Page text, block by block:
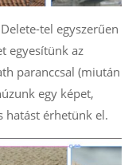
tel egyszerűen
egyesítünk az
paranccsal (miután
egy képet,
hatást érhetünk el.